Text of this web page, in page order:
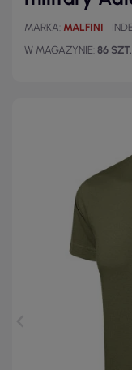
MARKA MALFINI
W MAGAZYNIE 86 SZT.